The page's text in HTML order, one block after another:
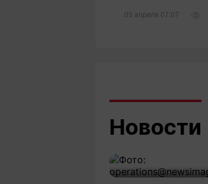
03 апреля 07:07
Новости